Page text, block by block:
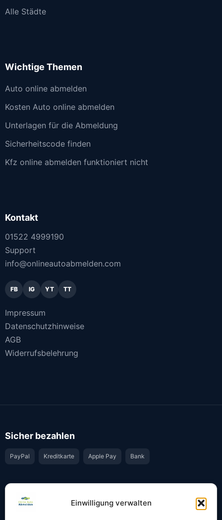
Einwilligung verwalten
Alle Städte
Wichtige Themen
Auto online abmelden
Kosten Auto online abmelden
Unterlagen für die Abmeldung
Sicherheitscode finden
Kfz online abmelden funktioniert nicht
Kontakt
01522 4999190
Support
info@onlineautoabmelden.com
FB IG YT TT
Impressum
Datenschutzhinweise
AGB
Widerrufsbelehrung
Sicher bezahlen
PayPal Kreditkarte Apple Pay Bank